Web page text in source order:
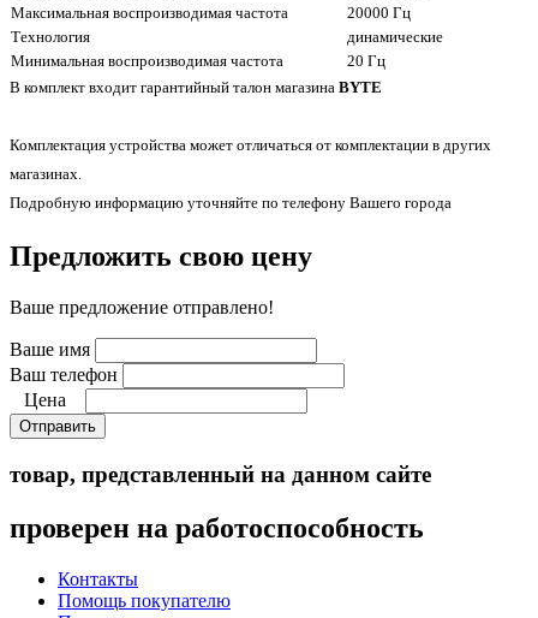
Максимальная воспроизводимая частота
20000 Гц
Технология
динамические
Минимальная воспроизводимая частота
20 Гц
В комплект входит гарантийный талон магазина BYTE
Комплектация устройства может отличаться от комплектации в других
магазинах.
Подробную информацию уточняйте по телефону Вашего города
Предложить свою цену
Ваше предложение отправлено!
Ваше имя
Ваш телефон
Цена
Отправить
товар, представленный на данном сайте
проверен на работоспособность
Контакты
Помощь покупателю